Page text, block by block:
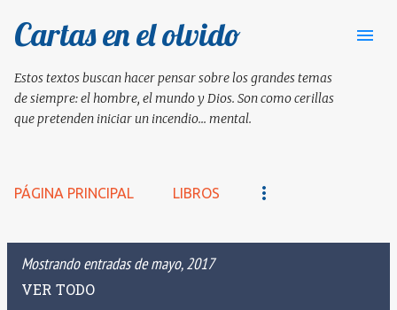
Ir al contenido principal
Cartas en el olvido
Estos textos buscan hacer pensar sobre los grandes temas
de siempre: el hombre, el mundo y Dios. Son como cerillas
que pretenden iniciar un incendio... mental.
PÁGINA PRINCIPAL LIBROS
Mostrando entradas de mayo, 2017
VER TODO